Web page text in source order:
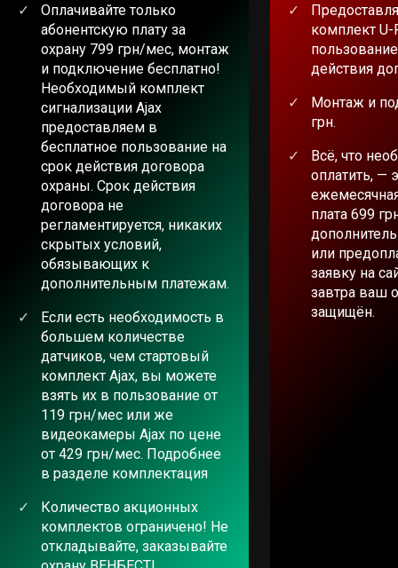
Оплачивайте только
абонентскую плату за
охрану 799 грн/мес, монтаж
и подключение бесплатно!
Необходимый комплект
сигнализации Ajax
предоставляем в
бесплатное пользование на
срок действия договора
охраны. Срок действия
договора не
регламентируется, никаких
скрытых условий,
обязывающих к
дополнительным платежам.
Если есть необходимость в
большем количестве
датчиков, чем стартовый
комплект Ajax, вы можете
взять их в пользование от
119 грн/мес или же
видеокамеры Ajax по цене
от 429 грн/мес. Подробнее
в разделе комплектация
Количество акционных
комплектов ограничено! Не
откладывайте, заказывайте
комплект
действия
Монтаж и
грн.
Всё, что
оплатить, —
плата 699
или
заявку на
завтра ваш
защищён.